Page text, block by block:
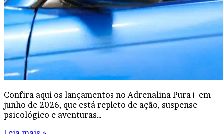
Confira aqui os lançamentos no Adrenalina Pura+ em
junho de 2026, que está repleto de ação, suspense
psicológico e aventuras…